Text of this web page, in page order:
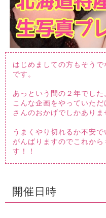
はじめましての方もそう
です。
あっという間の２年でした
こんな企画をやっていた
さんのおかげでしかありま
うまくやり切れるか不安
がんばりますのでこれか
す！！
開催日時